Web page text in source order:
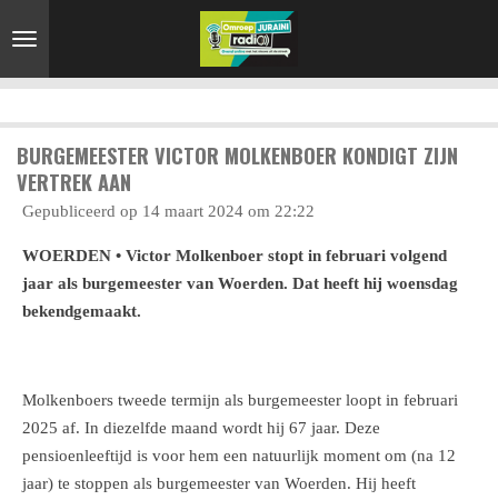
direct
naar
BURGEMEESTER VICTOR MOLKENBOER KONDIGT ZIJN
VERTREK AAN
Gepubliceerd op 14 maart 2024 om 22:22
WOERDEN • Victor Molkenboer stopt in februari volgend
jaar als burgemeester van Woerden. Dat heeft hij woensdag
bekendgemaakt.
Molkenboers tweede termijn als burgemeester loopt in februari
2025 af. In diezelfde maand wordt hij 67 jaar. Deze
pensioenleeftijd is voor hem een natuurlijk moment om (na 12
jaar) te stoppen als burgemeester van Woerden. Hij heeft